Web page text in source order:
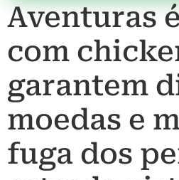
Aventuras
com
garantem
moedas e
fuga dos